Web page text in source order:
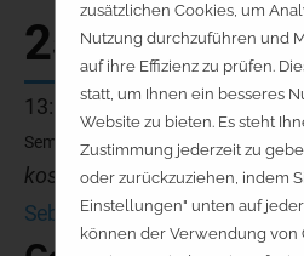
25.09.
13:00 - 13:45 Uhr
Seminarraum 2
kostenfrei - keine
Sebastian Müller, CFA
zusätzlichen Cookies, um
Nutzung durchzuführen und
auf ihre Effizienz zu prüfen.
statt, um Ihnen ein besseres
Website zu bieten. Es steht
Zustimmung jederzeit zu
oder zurückzuziehen, indem
Einstellungen" unten auf
können der Verwendung von